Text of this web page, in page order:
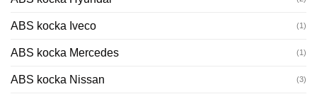
ABS kocka Iveco (1)
ABS kocka Mercedes (1)
ABS kocka Nissan (3)